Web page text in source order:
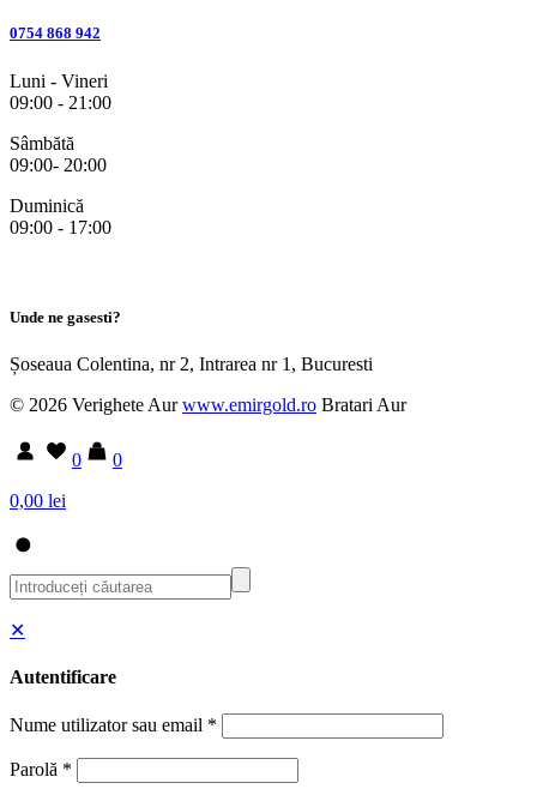
0754 868 942
Luni - Vineri
09:00 - 21:00
Sâmbătă
09:00- 20:00
Duminică
09:00 - 17:00
Unde ne gasesti?
Șoseaua Colentina, nr 2, Intrarea nr 1, Bucuresti
© 2026 Verighete Aurwww.emirgold.ro Bratari Aur
0
0
0,00 lei
✕
Autentificare
Nume utilizator sau email *
Parolă *